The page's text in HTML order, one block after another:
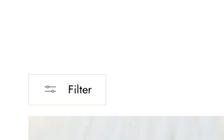
Filter